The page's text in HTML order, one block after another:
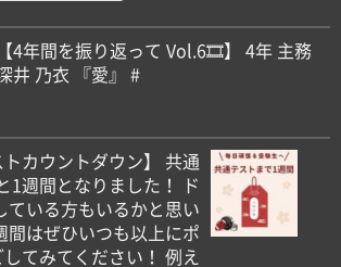
【4年間を振り返って Vol.6🎞️】 4年 主務
井 乃衣 『愛』 #
トカウントダウン】 共通
1週間となりました！ ド
ている方もいるかと思い
間はぜひいつも以上にポ
てみてください！ 例え